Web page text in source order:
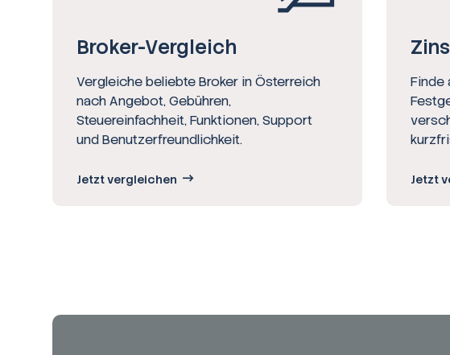
Broker-Vergleich
Vergleiche beliebte Broker in Österreich
nach Angebot, Gebühren,
Steuereinfachheit, Funktionen, Support
und Benutzerfreundlichkeit.
Jetzt vergleichen
Finde
Jetzt